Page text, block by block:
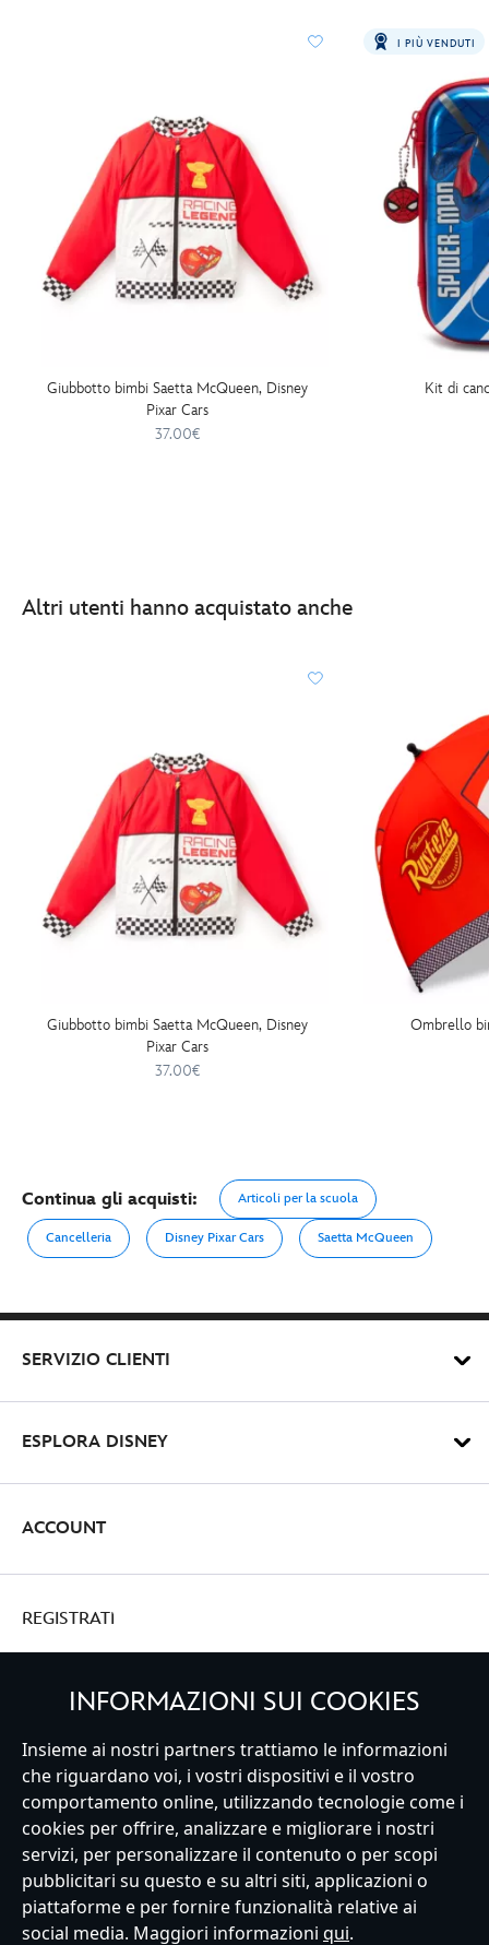
Giubbotto bimbi Saetta McQueen, Disney
Pixar Cars
37.00€
I PIÙ VENDUTI
Kit di
Altri utenti hanno acquistato anche
Giubbotto bimbi Saetta McQueen, Disney
Pixar Cars
37.00€
Ombrello
Continua gli acquisti: Articoli per la scuola
Cancelleria Disney Pixar Cars Saetta McQueen
SERVIZIO CLIENTI
ESPLORA DISNEY
ACCOUNT
REGISTRATI
Italy
Servizio Clienti Termini d'Uso Trova Negozio
Mappa del Sito
Normativa Europea sul trattamento dei dati personali
Informativa sulla privacy
Politica dei Cookie
Informativa sulla privacy UE
Termini e Condizioni generali
Gestisci le impostazioni dei Cookies
s172 Statements
INFORMAZIONI SUI COOKIES
Insieme ai nostri partners trattiamo le informazioni
che riguardano voi, i vostri dispositivi e il vostro
comportamento online, utilizzando tecnologie come i
cookies per offrire, analizzare e migliorare i nostri
servizi, per personalizzare il contenuto o per scopi
pubblicitari su questo e su altri siti, applicazioni o
piattaforme e per fornire funzionalità relative ai
social media. Maggiori informazioni qui.